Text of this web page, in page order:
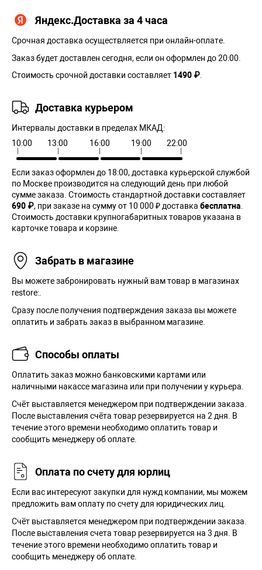
Яндекс.Доставка за 4 часа
Срочная доставка осуществляется при онлайн-оплате.
Заказ будет доставлен сегодня, если он оформлен до 20:00.
Стоимость срочной доставки составляет 1490 ₽
Доставка курьером
Интервалы доставки в пределах МКАД:
10:00
13:00 16:00 19:00 22:00
Если заказ оформлен до 18:00, доставка курьерской службой
по Москве производится на следующий день при любой
сумме заказа. Cтоимость стандартной доставки составляет
690 ₽, при заказе на сумму от 10 000 ₽ доставка бесплатна
Стоимость доставки крупногабаритных товаров указана в
карточке товара и корзине.
Забрать в магазине
Вы можете забронировать нужный вам товар в магазинах
restore:.
Сразу после получения подтверждения заказа вы можете
оплатить и забрать заказ в выбранном магазине.
Способы оплаты
Оплатить заказ можно банковскими картами или
наличными накассе магазина или при получении у курьера.
Cчёт выставляется менеджером при подтверждении заказа.
После выставления счёта товар резервируется на 2 дня. В
течение этого времени необходимо оплатить товар и
сообщить менеджеру об оплате.
Оплата по счету для юрлиц
Если вас интересуют закупки для нужд компании, мы можем
предложить вам оплату по счету для юридических лиц.
Счёт выставляется менеджером при подтверждении заказа.
После выставления счета товар резервируется на 3 дня. В
течение этого времени необходимо оплатить товар и
сообщить менеджеру об оплате.